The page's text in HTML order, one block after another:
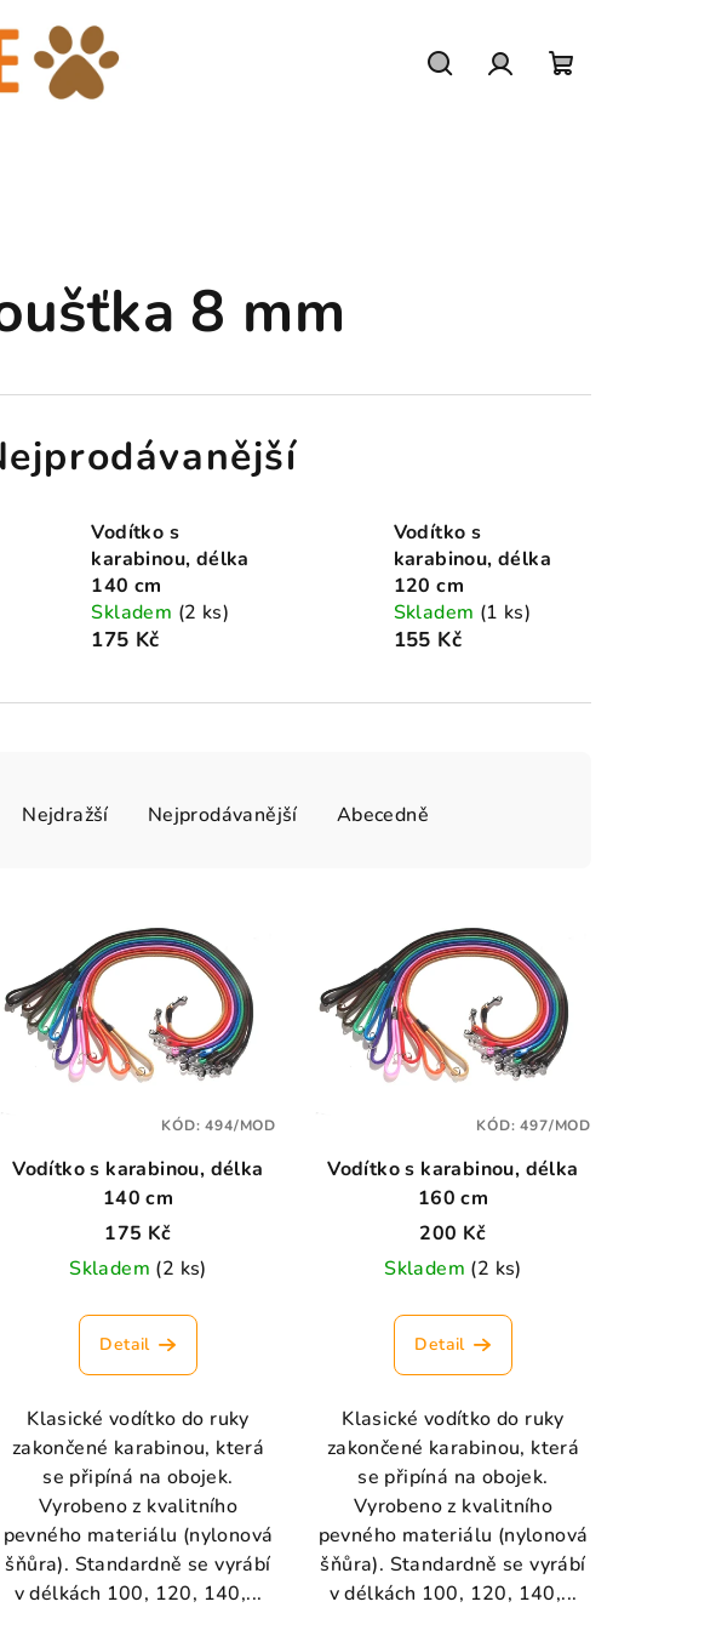
8 mm
Vodítko s
karabinou, délka
140 cm
Skladem (2 ks)
175 Kč
Vodítko s
karabinou, délka
120 cm
Skladem (1 ks)
155 Kč
Nejdražší Nejprodávanější Abecedně
Vodítko s karabinou, délka
140 cm
175 Kč
Skladem (2 ks)
Detail
Klasické vodítko do ruky
zakončené karabinou, která
se připíná na obojek.
Vyrobeno z kvalitního
pevného materiálu (nylonová
šňůra). Standardně se vyrábí
v délkách 100, 120, 140,...
KÓD:494/MOD
Vodítko s karabinou, délka
160 cm
200 Kč
Skladem (2 ks)
Detail
Klasické vodítko do ruky
zakončené karabinou, která
se připíná na obojek.
Vyrobeno z kvalitního
pevného materiálu (nylonová
šňůra). Standardně se vyrábí
v délkách 100, 120, 140,...
KÓD:497/MOD